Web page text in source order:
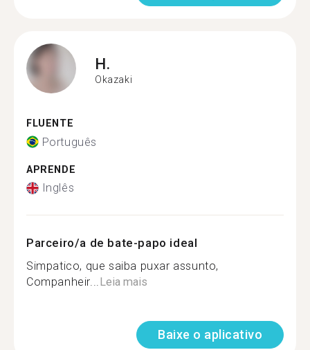
H.
Okazaki
FLUENTE
Português
APRENDE
Inglês
Parceiro/a de bate-papo ideal
Simpatico, que saiba puxar assunto,
Companheir...Leia mais
Baixe o aplicativo